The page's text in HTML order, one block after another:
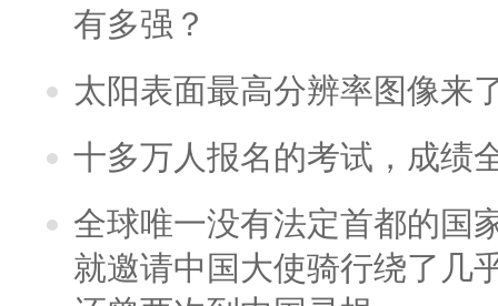
有多强？
太阳表面最高分辨率图像来
十多万人报名的考试，成绩
全球唯一没有法定首都的国
就邀请中国大使骑行绕了几